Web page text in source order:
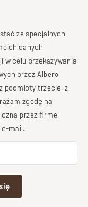
/
drzwi lite
strony
Ciemny Brąz,
ze specjalnych
danych
w celu przekazywania
przez Albero
podmioty trzecie, z
zgodę na
przez firmę
e-mail.